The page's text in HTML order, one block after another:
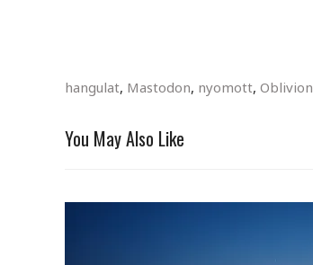
hangulat, Mastodon, nyomott, Oblivion
You May Also Like